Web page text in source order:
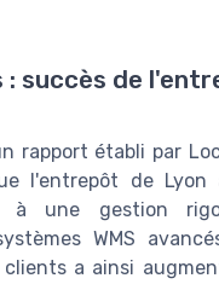
: succès de
rapport établi par
l'entrepôt de Lyon
à une gestion
WMS
a ainsi